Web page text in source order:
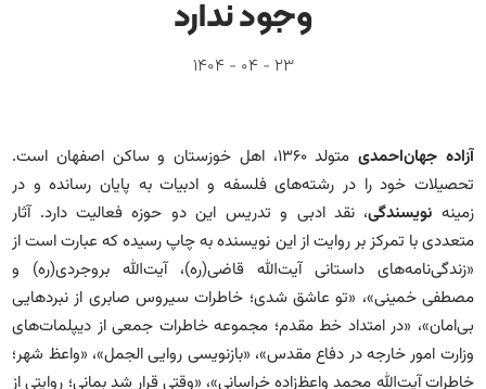
تماس باما
وجود ندارد
23 - 04 - 1404
آزاده جهان‌احمدی
متولد ۱۳۶۰، اهل خوزستان و ساکن اصفهان است.
تحصیلات خود را در رشته‌های فلسفه و ادبیات به پایان رسانده و در
زمینه نویسندگی، نقد ادبی و تدریس این دو حوزه فعالیت دارد. آثار
متعددی با تمرکز بر روایت از این نویسنده به چاپ رسیده که عبارت است از
«زندگی‌نامه‌های داستانی آیت‌الله قاضی(ره)، آیت‌الله بروجردی(ره) و
مصطفی خمینی»، «تو عاشق شدی؛ خاطرات سیروس صابری از نبردهایی
بی‌امان»، «در امتداد خط مقدم؛ مجموعه خاطرات جمعی از دیپلمات‌های
وزارت امور خارجه در دفاع مقدس»، «بازنویسی روایی الجمل»، «واعظ شهر؛
خاطرات آیت‌الله محمد واعظ‌زاده خراسانی»، «وقتی قرار شد بمانی؛ روایتی از